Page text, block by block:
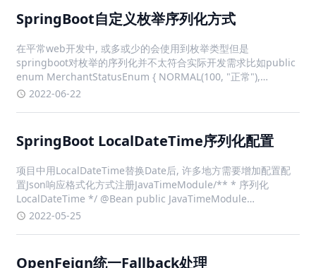
SpringBoot自定义枚举序列化方式
在平常web开发中, 或多或少的会使用到枚举类型但是
springboot对枚举的序列化并不太符合实际开发需求比如public
enum MerchantStatusEnum { NORMAL(100, "正常"),
BAN(200, "封禁"); private fina
2022-06-22
SpringBoot LocalDateTime序列化配置
项目中用LocalDateTime替换Date后, 许多地方需要增加配置配
置Json响应格式化方式注册JavaTimeModule/** * 序列化
LocalDateTime */ @Bean public JavaTimeModule
javaTimeModule() { JavaTi
2022-05-25
OpenFeign统一Fallback处理